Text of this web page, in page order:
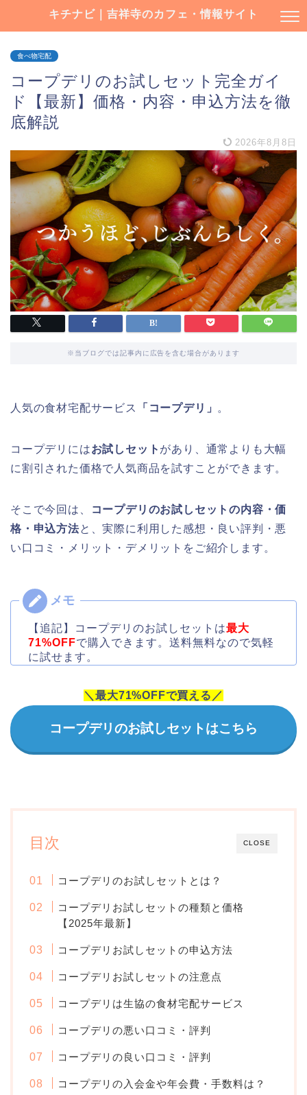
キチナビ｜吉祥寺のカフェ・情報サイト
食べ物宅配
コープデリのお試しセット完全ガイ
ド【最新】価格・内容・申込方法を徹
底解説
2026年8月8日
※当ブログでは記事内に広告を含む場合があります
人気の食材宅配サービス 「コープデリ」 。
コープデリにはお試しセット があり、通常よりも大幅
に割引された価格で人気商品を試すことができます。
そこで今回は、
コープデリのお試しセットの内容・価
格・申込方法と、実際に利用した感想・良い評判・悪
い口コミ・メリット・デメリットをご紹介します。
【追記】コープデリのお試しセットは最大
71%OFFで購入できます。送料無料なので気軽
に試せます。
＼最大71%OFFで買える／
コープデリのお試しセットはこちら
CLOSE
目次
コープデリのお試しセットとは？
コープデリお試しセットの種類と価格
【2025年最新】
コープデリお試しセットの申込方法
コープデリお試しセットの注意点
コープデリは生協の食材宅配サービス
コープデリの悪い口コミ・評判
コープデリの良い口コミ・評判
コープデリの入会金や年会費・手数料は？